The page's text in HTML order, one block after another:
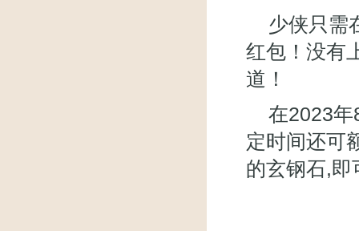
少侠只需
红包！没有
道！
在2023年
定时间还可
的玄钢石,即